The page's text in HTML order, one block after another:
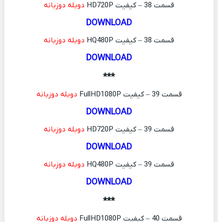
قسمت 38 – کیفیت HD720P دوبله دوزبانه
DOWNLOAD
قسمت 38 – کیفیت HQ480P دوبله دوزبانه
DOWNLOAD
***
قسمت 39 – کیفیت FullHD1080P دوبله دوزبانه
DOWNLOAD
قسمت 39 – کیفیت HD720P دوبله دوزبانه
DOWNLOAD
قسمت 39 – کیفیت HQ480P دوبله دوزبانه
DOWNLOAD
***
قسمت 40 – کیفیت FullHD1080P دوبله دوزبانه